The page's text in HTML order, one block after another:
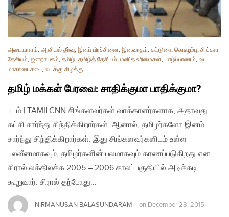
அடையாளம், அரசியல் தீர்வு, இனப் பிரச்சினை, இனவாதம், கட்டுரை, கொழும்பு, சிங்கள
தேசியம், ஜனநாயகம், தமிழ், தமிழ்த் தேசியம், மனித உரிமைகள், யாழ்ப்பாணம், வட
மாகாண சபை, வடக்கு-கிழக்கு
தமிழ் மக்கள் பேரவை: சாதிக்குமா பாதிக்குமா?
படம் | TAMILCNN சிங்களவர்கள் வாக்காளர்களாக, அதாவது
கட்சி சார்ந்து சிந்திக்கிறார்கள். ஆனால், தமிழர்களோ இனம்
சார்ந்து சிந்திக்கிறார்கள். இது சிங்களவர்களிடம் உள்ள
பலவீனமாகவும், தமிழர்களின் பலமாகவும் காணப்படுகிறது என
சிரால் லக்திலக்க 2005 – 2006 காலப்பகுதியில் அடிக்கடி
கூறுவார். சிரால் தற்போது…
NIRMANUSAN BALASUNDARAM on December 28, 2015